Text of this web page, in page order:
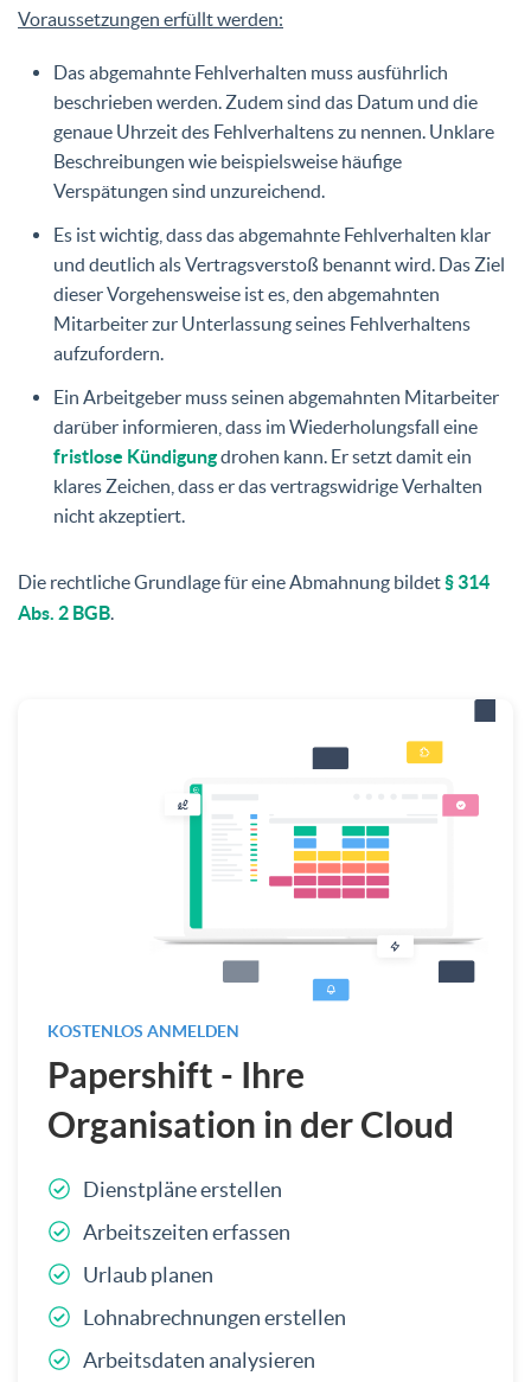
Voraussetzungen erfüllt werden:
Das abgemahnte Fehlverhalten muss ausführlich
beschrieben werden. Zudem sind das Datum und die
genaue Uhrzeit des Fehlverhaltens zu nennen. Unklare
Beschreibungen wie beispielsweise häufige
Verspätungen sind unzureichend.
Es ist wichtig, dass das abgemahnte Fehlverhalten klar
und deutlich als Vertragsverstoß benannt wird. Das Ziel
dieser Vorgehensweise ist es, den abgemahnten
Mitarbeiter zur Unterlassung seines Fehlverhaltens
aufzufordern.
Ein Arbeitgeber muss seinen abgemahnten Mitarbeiter
darüber informieren, dass im Wiederholungsfall eine
fristlose Kündigungdrohen kann. Er setzt damit ein
klares Zeichen, dass er das vertragswidrige Verhalten
nicht akzeptiert.
Die rechtliche Grundlage für eine Abmahnung bildet§ 314
Abs. 2 BGB.
KOSTENLOS ANMELDEN
Papershift - Ihre
Organisation in der Cloud
Dienstpläne erstellen
Arbeitszeiten erfassen
Urlaub planen
Lohnabrechnungen erstellen
Arbeitsdaten analysieren